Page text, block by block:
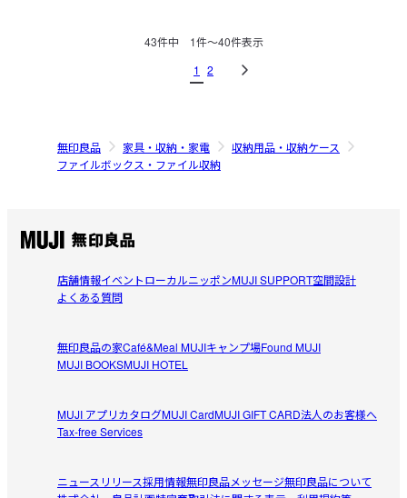
43件中 1件〜40件表示
1 2
無印良品 家具・収納・家電
収納用品・収納ケース
ファイルボックス・ファイル収納
店舗情報イベントローカルニッポンMUJI SUPPORT空間設計
よくある質問
無印良品の家Café&Meal MUJIキャンプ場Found MUJI
MUJI BOOKSMUJI HOTEL
MUJI アプリカタログMUJI CardMUJI GIFT CARD法人のお客様へ
Tax-free Services
ニュースリリース採用情報無印良品メッセージ無印良品について